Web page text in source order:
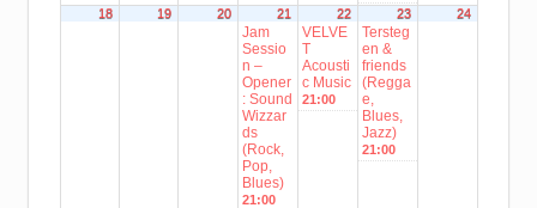
18 19 20 21
Jam
Sessio
n –
Opener
: Sound
Wizzar
ds
(Rock,
Pop,
Blues)
21:00
22
VELVE
T
Acousti
c Music
21:00
23
Tersteg
en &
friends
(Regga
e,
Blues,
Jazz)
21:00
24